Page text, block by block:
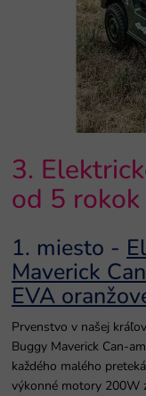
3.
od 5 rokok
1. miesto -
Maverick
EVA
Prvenstvo v našej
Buggy Maverick Can-
každého malého
výkonné motory 200W